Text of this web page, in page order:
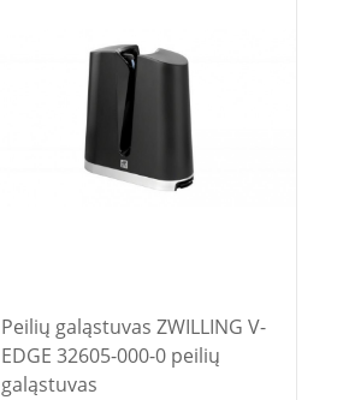
Peilių galąstuvas ZWILLING V-
EDGE 32605-000-0 peilių
galąstuvas